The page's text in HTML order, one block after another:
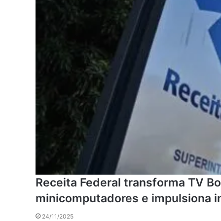
Receita Federal transforma TV
minicomputadores e impulsiona
24/11/2025